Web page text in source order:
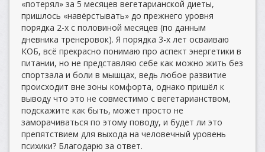
«потерял» за 5 месяцев вегетарианской диеты,
пришлось «навёрстывать» до прежнего уровня
порядка 2-х с половиной месяцев (по данным
дневника тренеровок). Я порядка 3-х лет осваиваю
КОБ, всё прекрасно понимаю про аспект энергетики в
питании, но не представляю себе как можно жить без
спортзала и боли в мышцах, ведь любое развитие
происходит вне зоны комфорта, однако пришёл к
выводу что это не совместимо с вегетарианством,
подскажите как быть, может просто не
заморачиваться по этому поводу, и будет ли это
препятствием для выхода на человечный уровень
психики? Благодарю за ответ.